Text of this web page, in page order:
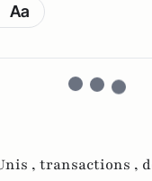
Aa
, transactions ,